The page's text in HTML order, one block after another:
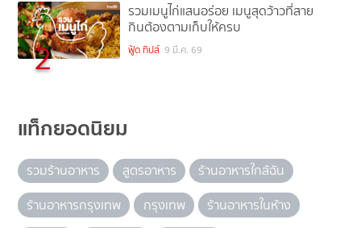
2
รวมเมนูไก่แสนอร่อย เมนูสุดว้าวที่สาย
กินต้องตามเก็บให้ครบ
ฟู้ด ทิปส์ 9 มี.ค. 69
แท็กยอดนิยม
รวมร้านอาหาร สูตรอาหาร
ร้านอาหารใกล้ฉัน
ร้านอาหารกรุงเทพ
กรุงเทพ
ร้านอาหารในห้าง